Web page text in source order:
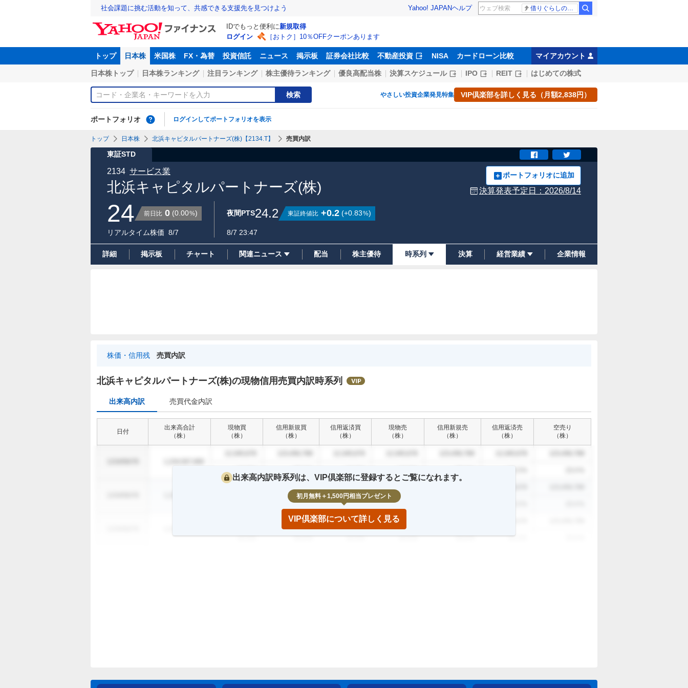
社会課題に挑む活動を知って、共感できる支援先を見つけよう Yahoo! JAPANヘルプ 借りぐらしのアリエッティ 耳をすませば
IDでもっと便利に新規取得
ログイン
［おトク］10％OFFクーポンあります
トップ 日本株 米国株 FX・為替 投資信託 ニュース 掲示板 証券会社比較 不動産投資 NISA カードローン比較 マイアカウント
日本株トップ 日本株ランキング 注目ランキング 株主優待ランキング 優良高配当株 決算スケジュール IPO REIT はじめての株式
検索 やさしい投資企業発見特集 VIP倶楽部を詳しく見る（月額2,838円）
ポートフォリオ ログインしてポートフォリオを表示
トップ 日本株 北浜キャピタルパートナーズ(株)【2134.T】 売買内訳
東証STD
北浜キャピタルパートナーズ(株)
2134 サービス業 ポートフォリオに追加
決算発表予定日： 2026/8/14
24 前日比 0 (0.00%)
リアルタイム株価 8/7
夜間PTS24.2 東証終値比 +0.2 (+0.83%)
8/7 23:47
詳細 掲示板 チャート 関連ニュース 配当 株主優待 時系列 決算 経営業績 企業情報
株価・信用残 売買内訳
北浜キャピタルパートナーズ(株)の現物信用売買内訳時系列
来
訳
出来高内訳 売買代金内訳
日付
出来高合計
（株）
現物買
（株）
信用新規買
（株）
信用返済買
（株）
現物売
（株）
信用新規売
（株）
信用返済売
（株）
空売り
（株）
23.4% 12.3%
123,456,789 12,345,678 12,345,678
12.3% 23.4% 12.3% 12.3% 23.4% 12.3
出来高内訳時系列は、VIP倶楽部に登録するとご覧になれます。
初月無料＋1,500円相当プレゼント
VIP倶楽部について詳しく見る